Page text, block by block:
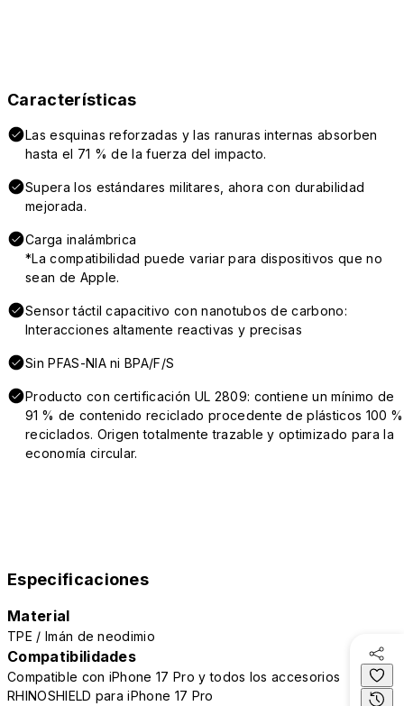
Características
Las esquinas reforzadas y las ranuras internas absorben
hasta el 71 % de la fuerza del impacto.
Supera los estándares militares, ahora con durabilidad
mejorada.
Carga inalámbrica
*La compatibilidad puede variar para dispositivos que no
sean de Apple.
Sensor táctil capacitivo con nanotubos de carbono:
Interacciones altamente reactivas y precisas
Sin PFAS-NIA ni BPA/F/S
Producto con certificación UL 2809: contiene un mínimo de
91 % de contenido reciclado procedente de plásticos 100 %
reciclados. Origen totalmente trazable y optimizado para la
economía circular.
Especificaciones
Material
TPE / Imán de neodimio
Compatibilidades
Compatible con iPhone 17 Pro y todos los accesorios
RHINOSHIELD para iPhone 17 Pro